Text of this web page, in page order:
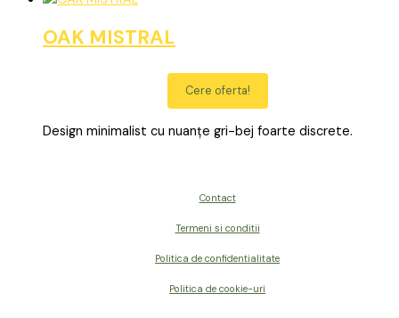
OAK MISTRAL
Cere oferta!
Design minimalist cu nuanțe gri-bej foarte discrete.
Contact
Termeni si conditii
Politica de confidentialitate
Politica de cookie-uri